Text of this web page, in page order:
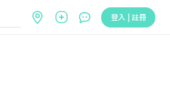
登入 | 註冊
收藏